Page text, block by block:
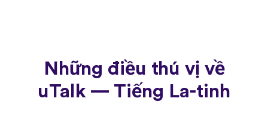
Những điều thú vị về
uTalk — Tiếng La-tinh